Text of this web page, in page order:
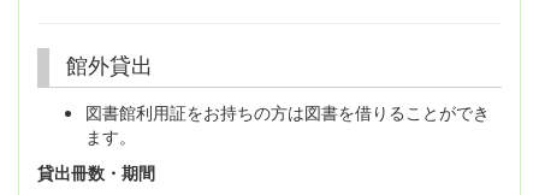
館外貸出
図書館利用証をお持ちの方は図書を借りることができ
ます。
貸出冊数・期間